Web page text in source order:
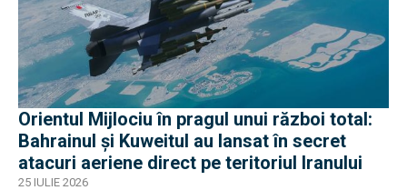
Orientul Mijlociu în pragul unui război total:
Bahrainul și Kuweitul au lansat în secret
atacuri aeriene direct pe teritoriul Iranului
25 IULIE 2026